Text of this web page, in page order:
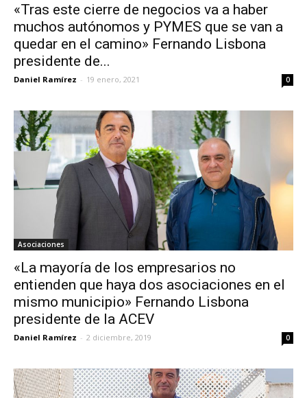
«Tras este cierre de negocios va a haber
muchos autónomos y PYMES que se van a
quedar en el camino» Fernando Lisbona
presidente de...
Daniel Ramírez - 19 enero, 2021 0
Asociaciones
«La mayoría de los empresarios no
entienden que haya dos asociaciones en el
mismo municipio» Fernando Lisbona
presidente de la ACEV
Daniel Ramírez - 2 diciembre, 2019 0